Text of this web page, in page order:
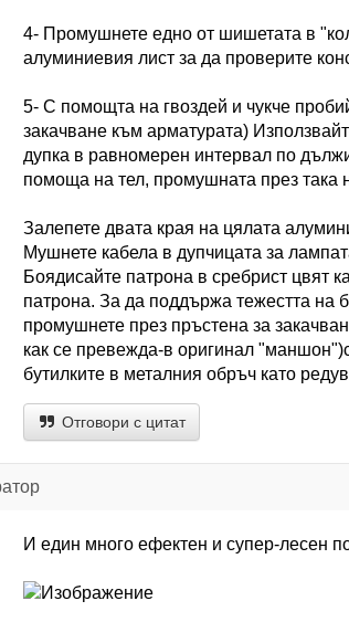
4- Промушнете едно от шишетата в
алуминиевия лист за да проверите
5- С помощта на гвоздей и чукче
закачване към арматурата)
дупка в равномерен интервал по
помоща на тел, промушната през така
Залепете двата края на цялата
Мушнете кабела в дупчицата за
Боядисайте патрона в сребрист цвят
патрона. За да поддържа тежестта на
промушнете през пръстена за
как се превежда-в оригинал
бутилките в металния обръч като
Отговори с цитат
И един много ефектен и супер-лесен